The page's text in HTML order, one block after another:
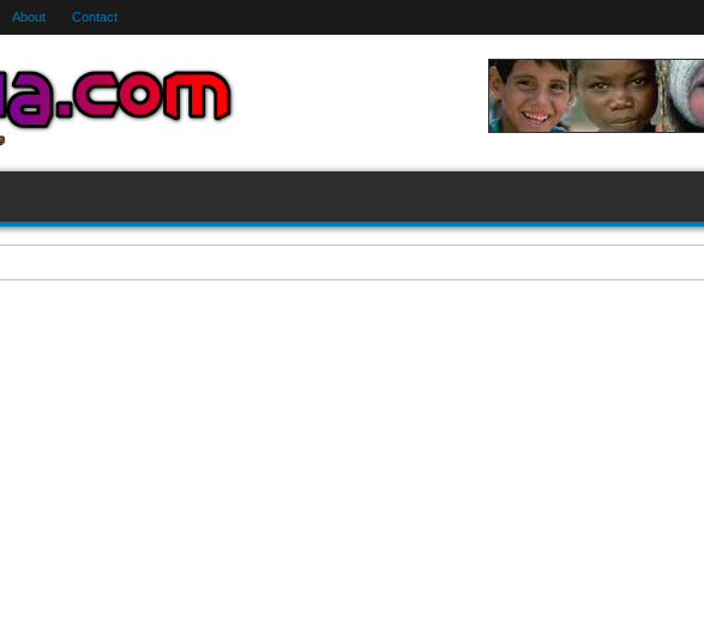
About Contact